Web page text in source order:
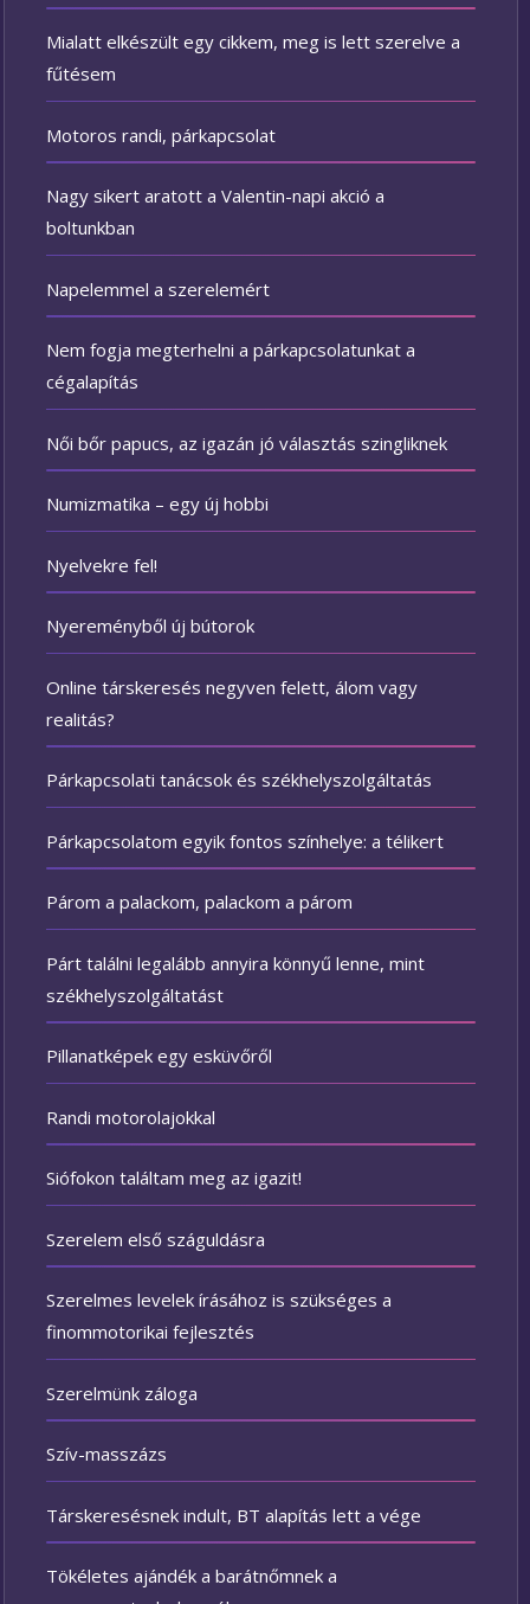
Mialatt elkészült egy cikkem, meg is lett szerelve a
fűtésem
Motoros randi, párkapcsolat
Nagy sikert aratott a Valentin-napi akció a
boltunkban
Napelemmel a szerelemért
Nem fogja megterhelni a párkapcsolatunkat a
cégalapítás
Női bőr papucs, az igazán jó választás szingliknek
Numizmatika – egy új hobbi
Nyelvekre fel!
Nyereményből új bútorok
Online társkeresés negyven felett, álom vagy
realitás?
Párkapcsolati tanácsok és székhelyszolgáltatás
Párkapcsolatom egyik fontos színhelye: a télikert
Párom a palackom, palackom a párom
Párt találni legalább annyira könnyű lenne, mint
székhelyszolgáltatást
Pillanatképek egy esküvőről
Randi motorolajokkal
Siófokon találtam meg az igazit!
Szerelem első száguldásra
Szerelmes levelek írásához is szükséges a
finommotorikai fejlesztés
Szerelmünk záloga
Szív-masszázs
Társkeresésnek indult, BT alapítás lett a vége
Tökéletes ajándék a barátnőmnek a